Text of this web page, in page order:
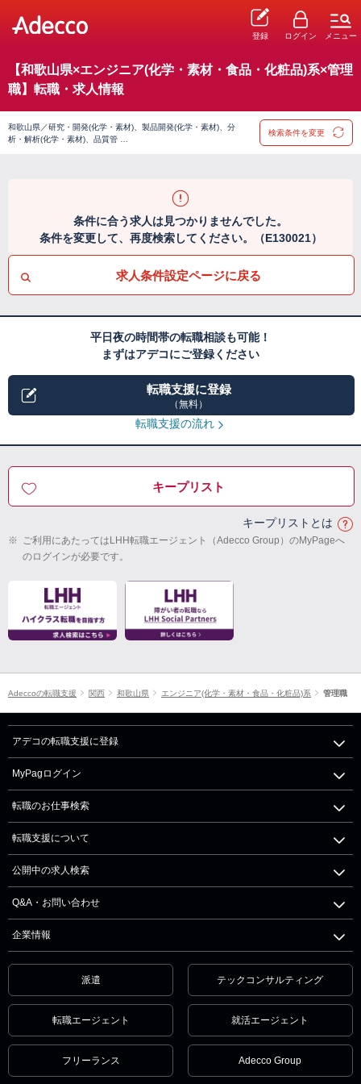
登録 ログイン メニュー
【和歌山県×エンジニア(化学・素材・食品・化粧品)系×管理
職】転職・求人情報
和歌山県／研究・開発(化学・素材)、製品開発(化学・素材)、分
析・解析(化学・素材)、品質管 …
検索条件を変更
条件に合う求人は見つかりませんでした。
条件を変更して、再度検索してください。（E130021）
求人条件設定ページに戻る
平日夜の時間帯の転職相談も可能！
まずはアデコにご登録ください
転職支援に登録
（無料）
転職支援の流れ
キープリスト
キープリストとは
※ ご利用にあたってはLHH転職エージェント（Adecco Group）のMyPageへ
のログインが必要です。
Adeccoの転職支援 関西 和歌山県 エンジニア(化学・素材・食品・化粧品)系 管理職
アデコの転職支援に登録
MyPagログイン
転職のお仕事検索
転職支援について
公開中の求人検索
Q&A・お問い合わせ
企業情報
派遣 テックコンサルティング
転職エージェント 就活エージェント
フリーランス Adecco Group